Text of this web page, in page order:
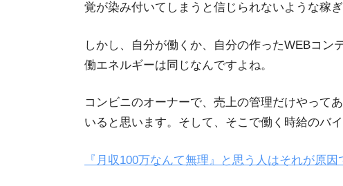
覚が染み付いてしまうと信じられないような稼
しかし、自分が働くか、自分の作ったWEBコン
働エネルギーは同じなんですよね。
コンビニのオーナーで、売上の管理だけやって
いると思います。そして、そこで働く時給のバイ
『月収100万なんて無理』と思う人はそれが原